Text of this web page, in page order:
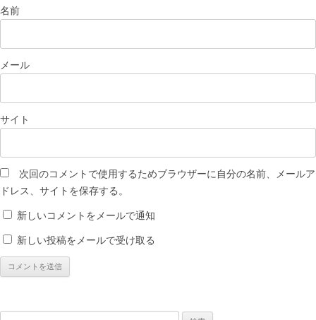
名前
メール
サイト
次回のコメントで使用するためブラウザーに自分の名前、メールア
ドレス、サイトを保存する。
新しいコメントをメールで通知
新しい投稿をメールで受け取る